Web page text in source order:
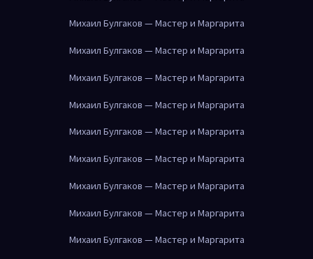
Михаил Булгаков — Мастер и Маргарита
Михаил Булгаков — Мастер и Маргарита
Михаил Булгаков — Мастер и Маргарита
Михаил Булгаков — Мастер и Маргарита
Михаил Булгаков — Мастер и Маргарита
Михаил Булгаков — Мастер и Маргарита
Михаил Булгаков — Мастер и Маргарита
Михаил Булгаков — Мастер и Маргарита
Михаил Булгаков — Мастер и Маргарита